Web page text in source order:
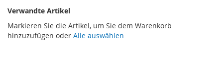
Verwandte Artikel
Markieren Sie die Artikel, um Sie dem Warenkorb
hinzuzufügen oder Alle auswählen